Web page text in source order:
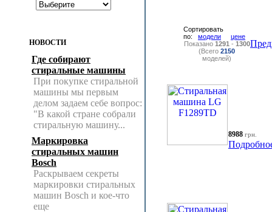
НОВОСТИ
Где собирают
стиральные машины
При покупке стиральной
машины мы первым
делом задаем себе вопрос:
"В какой стране собрали
стиральную машину...
Маркировка
стиральных машин
Bosch
Раскрываем секреты
маркировки стиральных
машин Bosch и кое-что
еще
Сортировать
по: модели
цене
Показано 1291 - 1300
(Всего 2150
моделей)
8988 грн.